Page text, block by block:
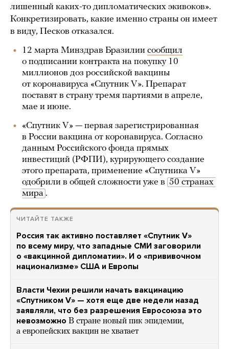
лишенный каких-то дипломатических экивоков».
Конкретизировать, какие именно страны он имеет
в виду, Песков отказался.
12 марта Минздрав Бразилии сообщил
о подписании контракта на покупку 10
миллионов доз российской вакцины
от коронавируса «Спутник V». Препарат
поставят в страну тремя партиями в апреле,
мае и июне.
«Спутник V» — первая зарегистрированная
в России вакцина от коронавируса. Согласно
данным Российского фонда прямых
инвестиций (РФПИ), курирующего создание
этого препарата, применение «Спутника V»
одобрили в общей сложности уже в 50 странах
мира .
ЧИТАЙТЕ ТАКЖЕ
Россия так активно поставляет «Спутник V»
по всему миру, что западные СМИ заговорили
о «вакцинной дипломатии». И о «прививочном
национализме» США и Европы
Власти Чехии решили начать вакцинацию
«Спутником V» — хотя еще две недели назад
заявляли, что без разрешения Евросоюза это
невозможно В стране новый пик эпидемии,
а европейских вакцин не хватает